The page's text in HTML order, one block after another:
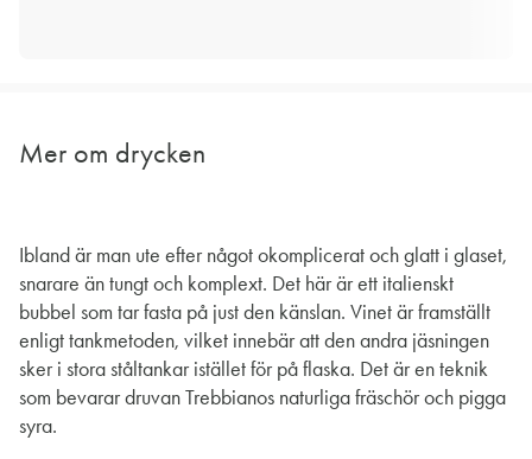
Mer om drycken
Ibland är man ute efter något okomplicerat och glatt i glaset,
snarare än tungt och komplext. Det här är ett italienskt
bubbel som tar fasta på just den känslan. Vinet är framställt
enligt tankmetoden, vilket innebär att den andra jäsningen
sker i stora ståltankar istället för på flaska. Det är en teknik
som bevarar druvan Trebbianos naturliga fräschör och pigga
syra.